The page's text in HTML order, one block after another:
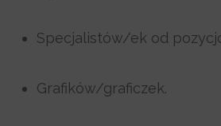
Specjalistów/ek od
Grafików/graficzek.